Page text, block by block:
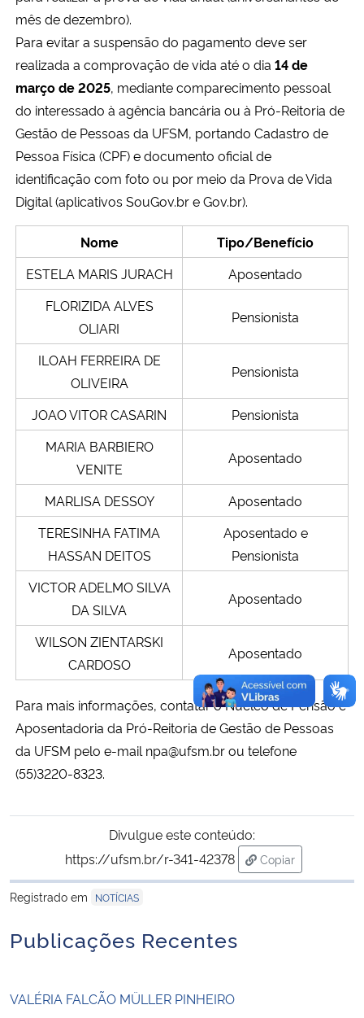
Ministério do Turismo
Ministério do Desenvolvimento Regional
Controladoria-Geral da União
Ministério da Mulher, da Família e dos Direitos Humanos
Secretaria-Geral
Advocacia-Geral da União
mês de dezembro).
Para evitar a suspensão do pagamento deve ser
realizada a comprovação de vida até o dia 14 de
março de 2025, mediante comparecimento pessoal
do interessado à agência bancária ou à Pró-Reitoria de
Gestão de Pessoas da UFSM, portando Cadastro de
Pessoa Física (CPF) e documento oficial de
identificação com foto ou por meio da Prova de Vida
Digital (aplicativos SouGov.br e Gov.br).
Nome
Tipo/Benefício
ESTELA MARIS JURACH
Aposentado
FLORIZIDA ALVES
OLIARI
Pensionista
ILOAH FERREIRA DE
OLIVEIRA
Pensionista
JOAO VITOR CASARIN
Pensionista
MARIA BARBIERO
VENITE
Aposentado
MARLISA DESSOY
Aposentado
TERESINHA FATIMA
HASSAN DEITOS
Aposentado e
Pensionista
VICTOR ADELMO SILVA
DA SILVA
Aposentado
WILSON ZIENTARSKI
CARDOSO
Aposentado
Para mais informações, contatar o Núcleo de Pensão e
Aposentadoria da Pró-Reitoria de Gestão de Pessoas
da UFSM pelo e-mail npa@ufsm.br ou telefone
(55)3220-8323.
Divulgue este conteúdo:
https://ufsm.br/r-341-42378
Copiar
para área de
Registrado em
NOTÍCIAS
Publicações Recentes
VALÉRIA FALCÃO MÜLLER PINHEIRO